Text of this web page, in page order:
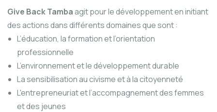
Give Back Tambaagit pour le développement en initiant
des actions dans différents domaines que sont :
L’éducation, la formation et l’orientation
professionnelle
L’environnement et le développement durable
La sensibilisation au civisme et à la citoyenneté
L'entrepreneuriat et l’accompagnement des femmes
et des jeunes